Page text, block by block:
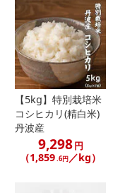
【5kg】特別栽培米
コシヒカリ(精白米)
丹波産
9,298円
（1,859.6円／kg）